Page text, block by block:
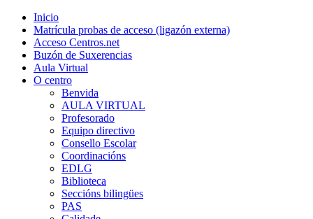
Inicio
Matrícula probas de acceso (ligazón externa)
Acceso Centros.net
Buzón de Suxerencias
Aula Virtual
O centro
Benvida
AULA VIRTUAL
Profesorado
Equipo directivo
Consello Escolar
Coordinacións
EDLG
Biblioteca
Seccións bilingües
PAS